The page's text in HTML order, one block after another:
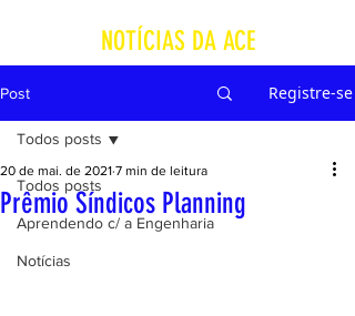
NOTÍCIAS DA ACE
Post Registre-se
Todos posts
Aprendendo c/ a Engenharia
Notícias
Todos posts
Prêmio Síndicos Planning
20 de mai. de 2021 7 min de leitura